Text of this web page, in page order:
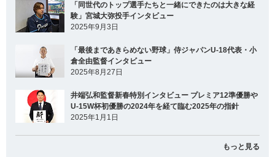
「同世代のトップ選手たちと一緒にできたのは大きな経
験」宮城大弥投手インタビュー
2025年9月3日
「最後まであきらめない野球」侍ジャパンU-18代表・小
倉全由監督インタビュー
2025年8月27日
井端弘和監督新春特別インタビュー プレミア12準優勝や
U-15W杯初優勝の2024年を経て臨む2025年の指針
2025年1月1日
もっと見る